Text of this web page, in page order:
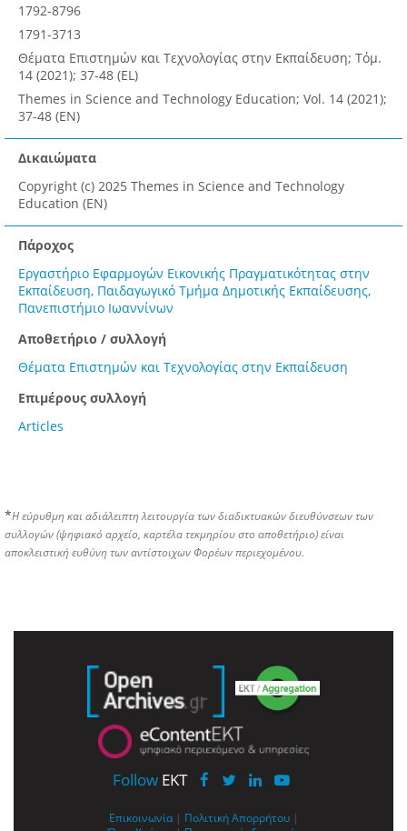
1792-8796
1791-3713
Θέματα Επιστημών και Τεχνολογίας στην Εκπαίδευση; Τόμ.
14 (2021); 37-48 (EL)
Themes in Science and Technology Education; Vol. 14 (2021);
37-48 (EN)
Δικαιώματα
Copyright (c) 2025 Themes in Science and Technology
Education (EN)
Πάροχος
Εργαστήριο Εφαρμογών Εικονικής Πραγματικότητας στην
Εκπαίδευση, Παιδαγωγικό Τμήμα Δημοτικής Εκπαίδευσης,
Πανεπιστήμιο Ιωαννίνων
Αποθετήριο / συλλογή
Θέματα Επιστημών και Τεχνολογίας στην Εκπαίδευση
Επιμέρους συλλογή
Articles
*Η εύρυθμη και αδιάλειπτη λειτουργία των διαδικτυακών διευθύνσεων των
συλλογών (ψηφιακό αρχείο, καρτέλα τεκμηρίου στο αποθετήριο) είναι
αποκλειστική ευθύνη των αντίστοιχων Φορέων περιεχομένου.
Follow EKT
Επικοινωνία | Πολιτική Απορρήτου |